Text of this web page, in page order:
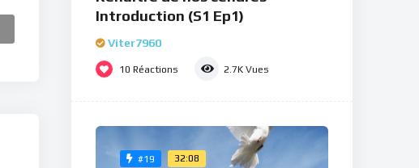
Introduction (S1 Ep1)
Viter7960
10 Réactions 2.7K Vues
#19 32:08